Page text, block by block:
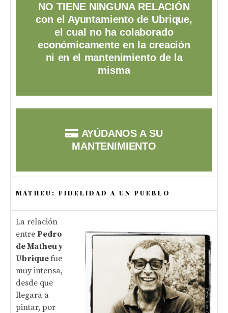
NO TIENE NINGUNA RELACIÓN
con el Ayuntamiento de Ubrique,
el cual no ha colaborado
económicamente en la creación
ni en el mantenimiento de la
misma
AYÚDANOS A SU
MANTENIMIENTO
MATHEU: FIDELIDAD A UN PUEBLO
La relación
entre Pedro
de Matheu y
Ubriquefue
muy intensa,
desde que
llegara a
pintar, por